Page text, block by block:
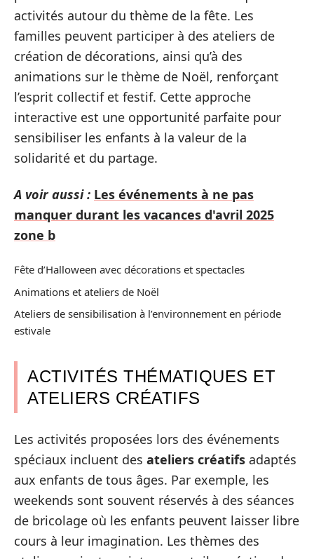
activités autour du thème de la fête. Les
familles peuvent participer à des ateliers de
création de décorations, ainsi qu’à des
animations sur le thème de Noël, renforçant
l’esprit collectif et festif. Cette approche
interactive est une opportunité parfaite pour
sensibiliser les enfants à la valeur de la
solidarité et du partage.
A voir aussi : Les événements à ne pas
manquer durant les vacances d'avril 2025
zone b
Fête d’Halloween avec décorations et spectacles
Animations et ateliers de Noël
Ateliers de sensibilisation à l’environnement en période
estivale
ACTIVITÉS THÉMATIQUES ET
ATELIERS CRÉATIFS
Les activités proposées lors des événements
spéciaux incluent des ateliers créatifs adaptés
aux enfants de tous âges. Par exemple, les
weekends sont souvent réservés à des séances
de bricolage où les enfants peuvent laisser libre
cours à leur imagination. Les thèmes des